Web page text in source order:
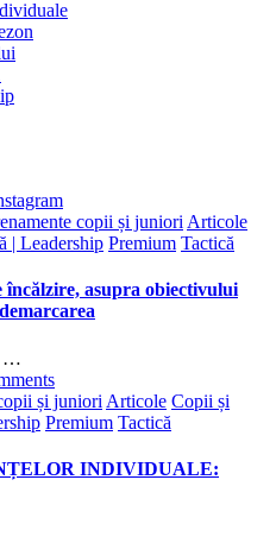
copii și juniori Articole
| Leadership Premium Tactică
încălzire, asupra obiectivului
…
și juniori Articole Copii și
Premium Tactică
INDIVIDUALE: